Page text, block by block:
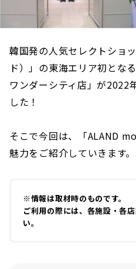
韓国発の人気セレクトショ
ド）」の東海エリア初とな
ワンダーシティ店」が2022
した！
そこで今回は、「ALAND
魅力をご紹介していきます。
※情報は取材時のものです。
ご利用の際には、各施設・各
い。